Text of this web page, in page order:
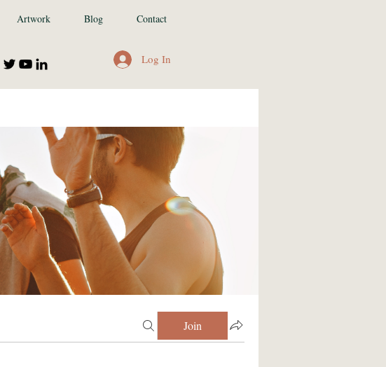
Artwork Blog Contact
Log In
Join